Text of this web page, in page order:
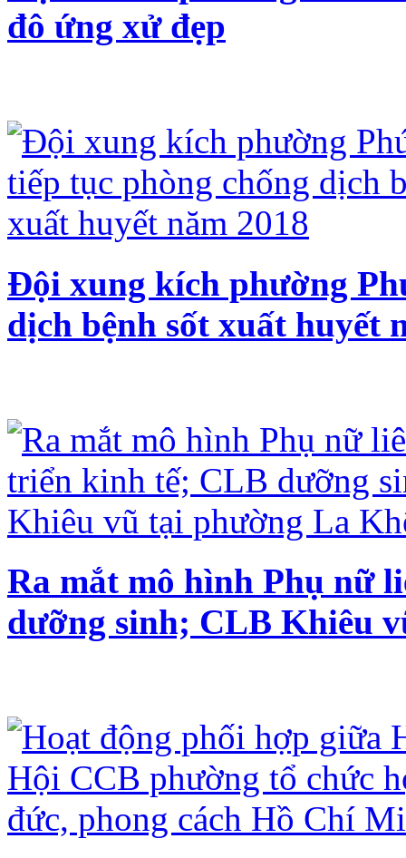
đô ứng xử đẹp
Đội xung kích phường
dịch bệnh sốt xuất huyết
Ra mắt mô hình Phụ nữ
dưỡng sinh; CLB Khiêu